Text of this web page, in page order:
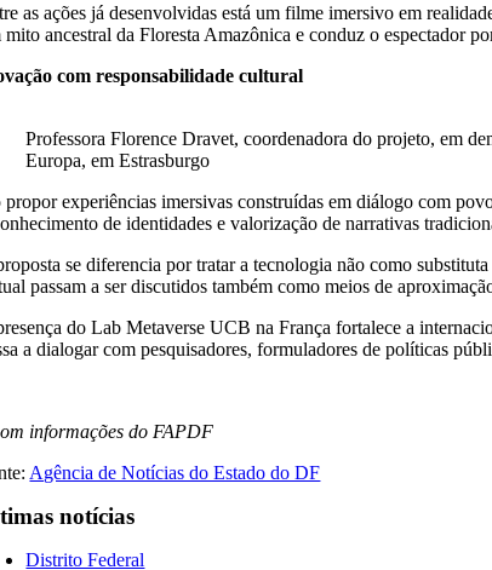
as ações já desenvolvidas está um filme imersivo em
mito ancestral da Floresta Amazônica e conduz o espectador
com responsabilidade cultural
Professora Florence Dravet, coordenadora do projeto, em
Europa, em Estrasburgo
experiências imersivas construídas em diálogo com
de identidades e valorização de narrativas
se diferencia por tratar a tecnologia não como
passam a ser discutidos também como meios de
do Lab Metaverse UCB na França fortalece a
a dialogar com pesquisadores, formuladores de políticas
informações do FAPDF
Agência de Notícias do Estado do DF
notícias
Distrito Federal